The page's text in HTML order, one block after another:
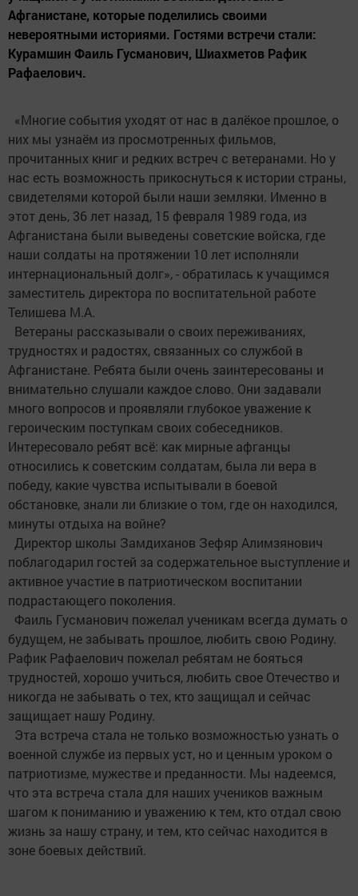
Афганистане, которые поделились своими
невероятными историями. Гостями встречи стали:
Курамшин Фаиль Гусманович, Шиахметов Рафик
Рафаелович.
«Многие события уходят от нас в далёкое прошлое, о
них мы узнаём из просмотренных фильмов,
прочитанных книг и редких встреч с ветеранами. Но у
нас есть возможность прикоснуться к истории страны,
свидетелями которой были наши земляки. Именно в
этот день, 36 лет назад, 15 февраля 1989 года, из
Афганистана были выведены советские войска, где
наши солдаты на протяжении 10 лет исполняли
интернациональный долг», - обратилась к учащимся
заместитель директора по воспитательной работе
Телишева М.А.
Ветераны рассказывали о своих переживаниях,
трудностях и радостях, связанных со службой в
Афганистане. Ребята были очень заинтересованы и
внимательно слушали каждое слово. Они задавали
много вопросов и проявляли глубокое уважение к
героическим поступкам своих собеседников.
Интересовало ребят всё: как мирные афганцы
относились к советским солдатам, была ли вера в
победу, какие чувства испытывали в боевой
обстановке, знали ли близкие о том, где он находился,
минуты отдыха на войне?
Директор школы Замдиханов Зефяр Алимзянович
поблагодарил гостей за содержательное выступление и
активное участие в патриотическом воспитании
подрастающего поколения.
Фаиль Гусманович пожелал ученикам всегда думать о
будущем, не забывать прошлое, любить свою Родину.
Рафик Рафаелович пожелал ребятам не бояться
трудностей, хорошо учиться, любить свое Отечество и
никогда не забывать о тех, кто защищал и сейчас
защищает нашу Родину.
Эта встреча стала не только возможностью узнать о
военной службе из первых уст, но и ценным уроком о
патриотизме, мужестве и преданности. Мы надеемся,
что эта встреча стала для наших учеников важным
шагом к пониманию и уважению к тем, кто отдал свою
жизнь за нашу страну, и тем, кто сейчас находится в
зоне боевых действий.